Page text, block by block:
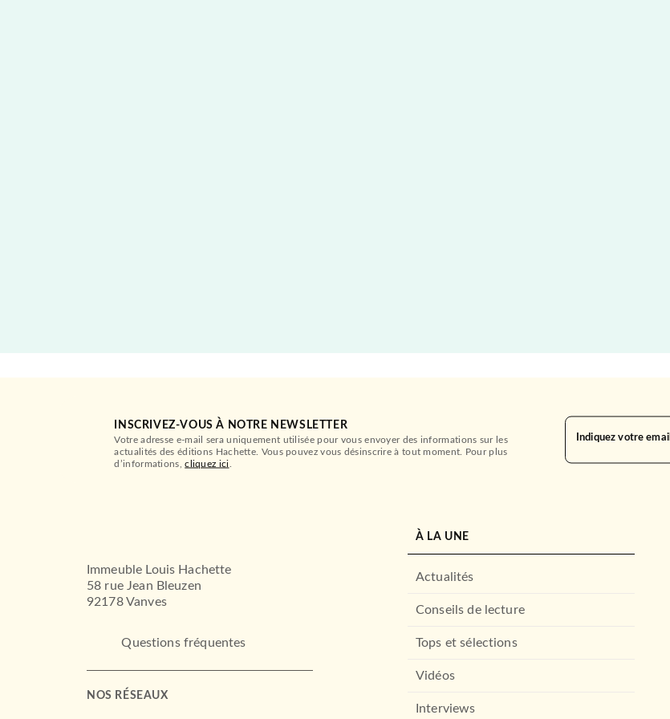
SCIENCES
probabilités - 6e éd.
INSCRIVEZ-VOUS À NOTRE NEWSLETTER
Votre adresse e-mail sera uniquement utilisée pour vous envoyer des informations sur les
actualités des éditions Hachette. Vous pouvez vous désinscrire à tout moment. Pour plus
d’informations,cliquez ici
Indiquez votre email
Immeuble Louis Hachette
58 rue Jean Bleuzen
92178 Vanves
Questions fréquentes
NOS RÉSEAUX
À LA UNE
Actualités
Conseils de lecture
Tops et sélections
Vidéos
Interviews